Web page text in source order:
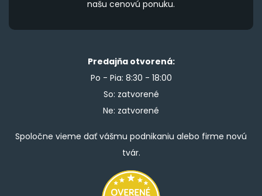
našu cenovú ponuku.
Predajňa otvorená:
Po - Pia: 8:30 - 18:00
So: zatvorené
Ne: zatvorené
Spoločne vieme dať vášmu podnikaniu alebo firme novú
tvár.